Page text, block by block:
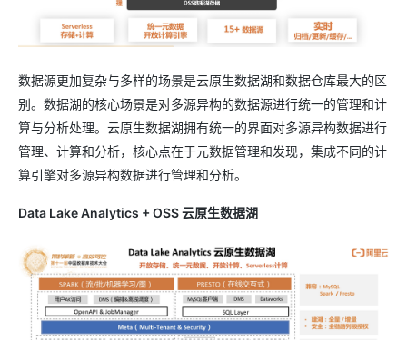
数据源更加复杂与多样的场景是云原生数据湖和数据仓库最大的区
别。数据湖的核心场景是对多源异构的数据源进行统一的管理和计
算与分析处理。云原生数据湖拥有统一的界面对多源异构数据进行
管理、计算和分析，核心点在于元数据管理和发现，集成不同的计
算引擎对多源异构数据进行管理和分析。
Data Lake Analytics + OSS 云原生数据湖